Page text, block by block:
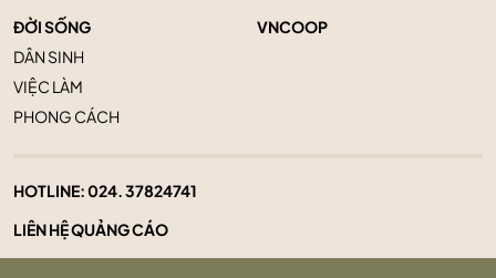
ĐỜI SỐNG
DÂN SINH
VIỆC LÀM
PHONG CÁCH
VNCOOP
HOTLINE:024. 37824741
LIÊN HỆ QUẢNG CÁO